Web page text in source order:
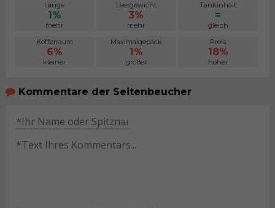
Länge
1%
mehr
Leergewicht
3%
mehr
Tankinhalt
=
gleich
Kofferraum
6%
kleiner
Maximalgepäck
1%
größer
Preis
18%
höher
Kommentare der Seitenbeucher